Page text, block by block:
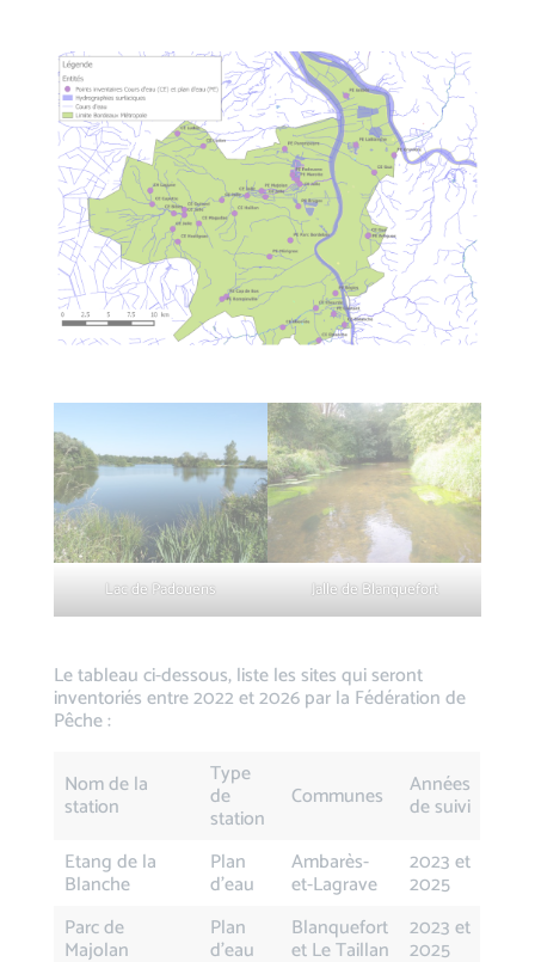
Lac de Padouens Jalle de Blanquefort
Le tableau ci-dessous, liste les sites qui seront
inventoriés entre 2022 et 2026 par la Fédération de
Pêche :
Nom de la
station
Type
de
station
Communes Années
de suivi
Etang de la
Blanche
Plan
d’eau
Ambarès-
et-Lagrave
2023 et
2025
Parc de
Majolan
Plan
d’eau
Blanquefort
et Le Taillan
2023 et
2025